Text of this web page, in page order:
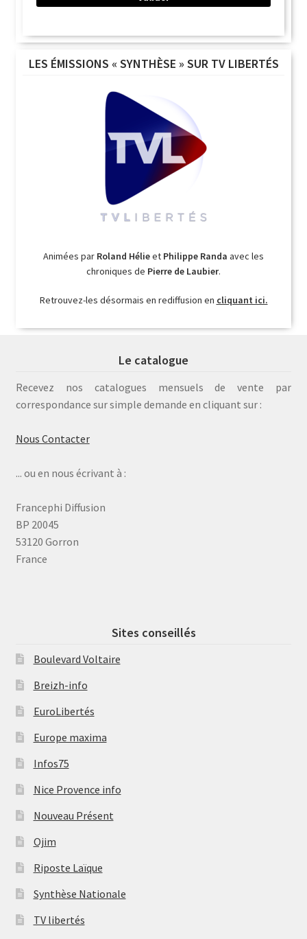
LES ÉMISSIONS « SYNTHÈSE » SUR TV LIBERTÉS
Animées par Roland Hélieet Philippe Randa avec les
chroniques de Pierre de Laubier.
Retrouvez-les désormais en rediffusion en cliquant ici.
Le catalogue
Recevez nos catalogues mensuels de vente par
correspondance sur simple demande en cliquant sur :
Nous Contacter
... ou en nous écrivant à :
Francephi Diffusion
BP 20045
53120 Gorron
France
Sites conseillés
Boulevard Voltaire
Breizh-info
EuroLibertés
Europe maxima
Infos75
Nice Provence info
Nouveau Présent
Ojim
Riposte Laïque
Synthèse Nationale
TV libertés